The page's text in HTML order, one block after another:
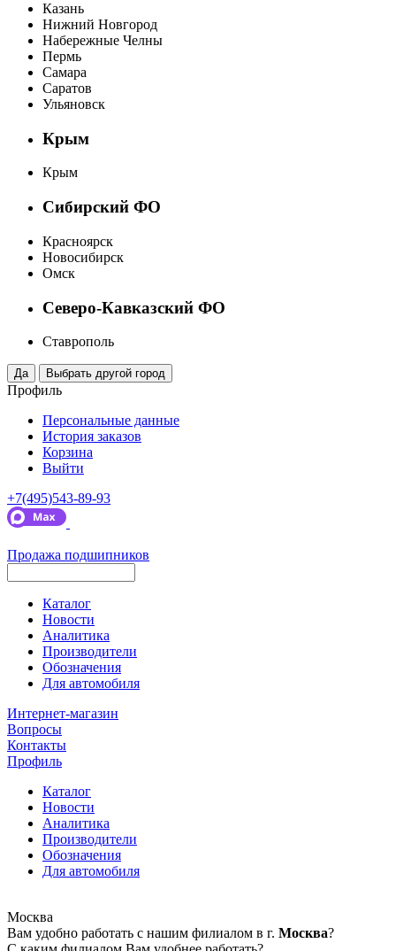
Казань
Нижний Новгород
Набережные Челны
Пермь
Самара
Саратов
Ульяновск
Крым
Крым
Сибирский ФО
Красноярск
Новосибирск
Омск
Северо-Кавказский ФО
Ставрополь
Профиль
Персональные данные
История заказов
Корзина
Выйти
+7(495)543-89-93
Продажа подшипников
Каталог
Новости
Аналитика
Производители
Обозначения
Для автомобиля
Интернет-магазин
Вопросы
Контакты
Профиль
Каталог
Новости
Аналитика
Производители
Обозначения
Для автомобиля
Москва
Вам удобно работать с нашим филиалом в г. Москва?